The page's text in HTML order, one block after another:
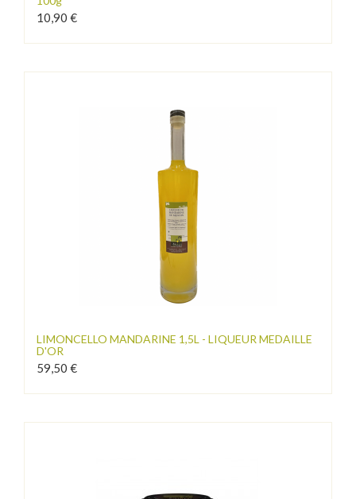
10,90 €
LIMONCELLO MANDARINE 1,5L - LIQUEUR MEDAILLE
D'OR
59,50 €